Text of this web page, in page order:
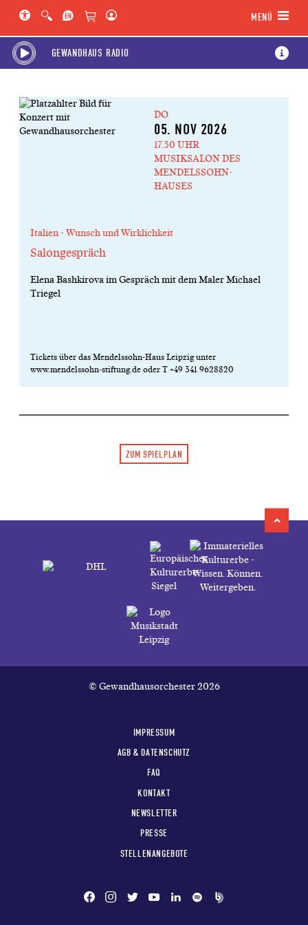
MENÜ
GEWANDHAUS RADIO
DO
05. NOV 2026
17.30 UHR
MUSIKSALON DES
MENDELSSOHN-
HAUSES
Italien - Wunsch und Wirklichkeit
Salongespräch
Elena Bashkirova im Gespräch mit dem Maler Michael
Triegel
Tickets über das Mendelssohn-Haus Leipzig unter
www.mendelssohn-stiftung.de oder T +49 341 9628820
ZUM SPIELPLAN
© Gewandhausorchester 2026
IMPRESSUM
AGB & DATENSCHUTZ
FAQ
KONTAKT
NEWSLETTER
PRESSE
STELLENANGEBOTE